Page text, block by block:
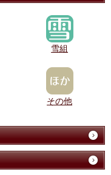
雪組
その他